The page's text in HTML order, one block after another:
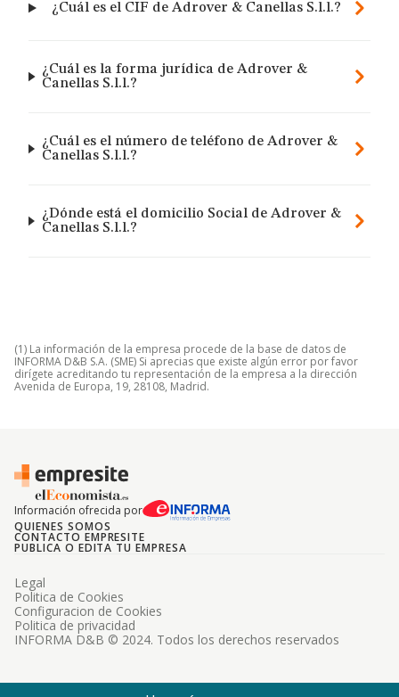
¿Cuál es el CIF de Adrover & Canellas S.l.l.?
¿Cuál es la forma jurídica de Adrover &
Canellas S.l.l.?
¿Cuál es el número de teléfono de Adrover &
Canellas S.l.l.?
¿Dónde está el domicilio Social de Adrover &
Canellas S.l.l.?
(1) La información de la empresa procede de la base de datos de
INFORMA D&B S.A. (SME) Si aprecias que existe algún error por favor
dirígete acreditando tu representación de la empresa a la dirección
Avenida de Europa, 19, 28108, Madrid.
Información ofrecida por
QUIENES SOMOS
CONTACTO EMPRESITE
PUBLICA O EDITA TU EMPRESA
INFORMA D&B © 2024. Todos los derechos reservados
Legal
Politica de Cookies
Configuracion de Cookies
Politica de privacidad